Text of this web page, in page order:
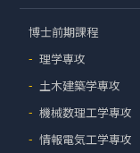
博士前期課程
理学専攻
土木建築学専攻
機械数理工学専攻
情報電気工学専攻